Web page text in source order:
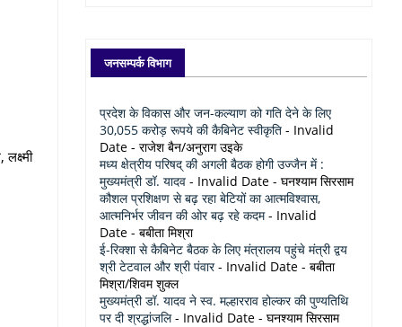
जनसम्पर्क विभाग
प्रदेश के विकास और जन-कल्याण को गति देने के लिए
30,055 करोड़ रूपये की कैबिनेट स्वीकृति - Invalid
Date - राजेश बैन/अनुराग उइके
मध्य क्षेत्रीय परिषद् की अगली बैठक होगी उज्जैन में :
मुख्यमंत्री डॉ. यादव - Invalid Date - घनश्याम सिरसाम
कौशल प्रशिक्षण से बढ़ रहा बेटियों का आत्मविश्वास,
आत्मनिर्भर जीवन की ओर बढ़ रहे कदम- Invalid
Date - बबीता मिश्रा
ई-रिक्शा से कैबिनेट बैठक के लिए मंत्रालय पहुंचे मंत्री द्वय
श्री टेटवाल और श्री पंवार- Invalid Date - बबीता
मिश्रा/शिवम शुक्ल
मुख्यमंत्री डॉ. यादव ने स्व. मल्हारराव होल्कर की पुण्यतिथि
पर दी श्रद्धांजलि- Invalid Date - घनश्याम सिरसाम